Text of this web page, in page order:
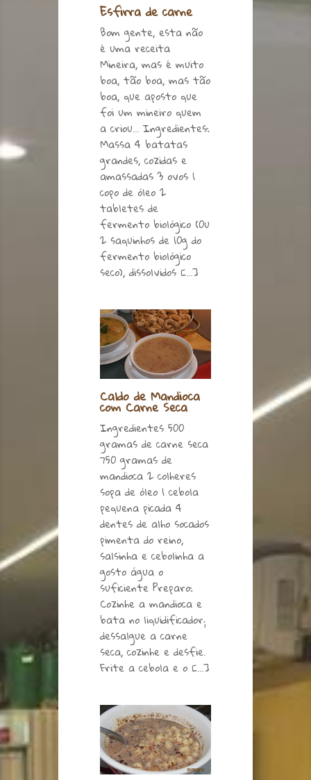
Esfirra de carne
Bom gente, esta não
é uma receita
Mineira, mas é muito
boa, tão boa, mas tão
boa, que aposto que
foi um mineiro quem
a criou… Ingredientes:
Massa 4 batatas
grandes, cozidas e
amassadas 3 ovos 1
copo de óleo 2
tabletes de
fermento biológico (0u
2 saquinhos de 10g do
fermento biológico
seco), dissolvidos […]
Caldo de Mandioca
com Carne Seca
Ingredientes 500
gramas de carne seca
750 gramas de
mandioca 2 colheres
sopa de óleo 1 cebola
pequena picada 4
dentes de alho socados
pimenta do reino,
salsinha e cebolinha a
gosto água o
suficiente Preparo:
Cozinhe a mandioca e
bata no liquidificador;
dessalgue a carne
seca, cozinhe e desfie.
Frite a cebola e o […]